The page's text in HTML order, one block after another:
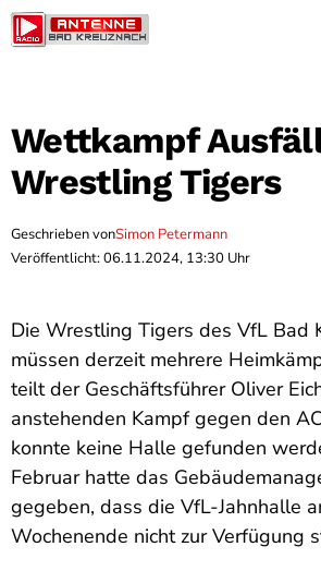
Wettkampf
Wrestling Tigers
Geschrieben vonSimon Petermann
Veröffentlicht: 06.11.2024, 13:30 Uhr
Die Wrestling Tigers des VfL Bad
müssen derzeit mehrere
teilt der Geschäftsführer Oliver
anstehenden Kampf gegen den
konnte keine Halle gefunden
Februar hatte das
gegeben, dass die VfL-Jahnhalle
Wochenende nicht zur Verfügung